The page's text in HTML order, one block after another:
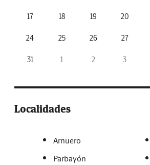
17 18 19 20
24 25 26 27
31 1 2 3
Localidades
Arnuero
Parbayón